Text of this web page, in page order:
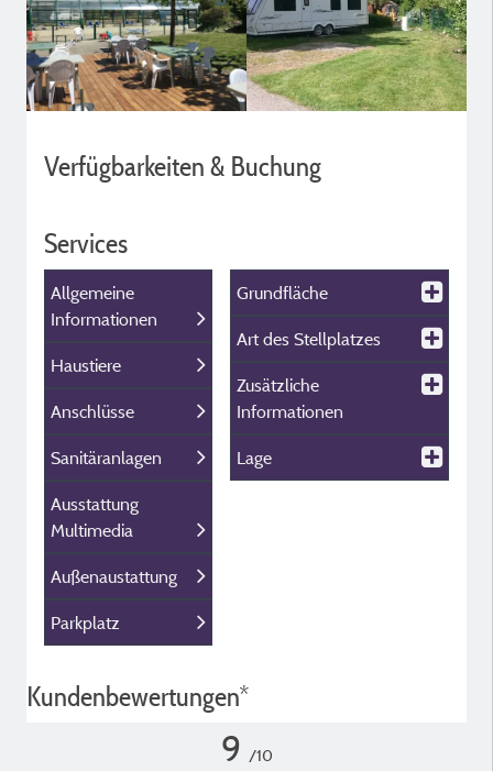
Verfügbarkeiten & Buchung
Services
Allgemeine
Informationen
Haustiere
Anschlüsse
Sanitäranlagen
Ausstattung
Multimedia
Außenaustattung
Parkplatz
Grundfläche
Art des Stellplatzes
Zusätzliche
Informationen
Lage
Kundenbewertungen*
9 /10